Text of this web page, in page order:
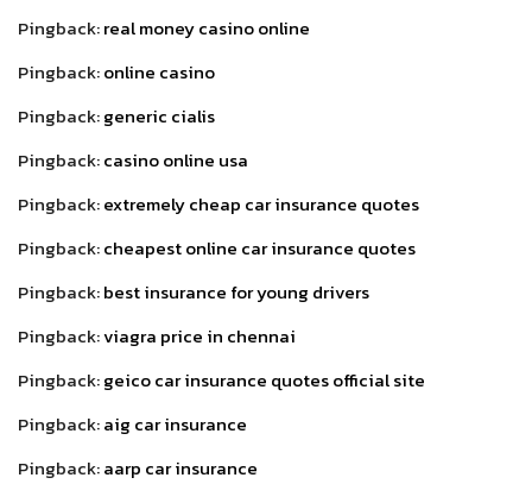
Pingback:real money casino online
Pingback:online casino
Pingback:generic cialis
Pingback:casino online usa
Pingback:extremely cheap car insurance quotes
Pingback:cheapest online car insurance quotes
Pingback:best insurance for young drivers
Pingback:viagra price in chennai
Pingback:geico car insurance quotes official site
Pingback:aig car insurance
Pingback:aarp car insurance